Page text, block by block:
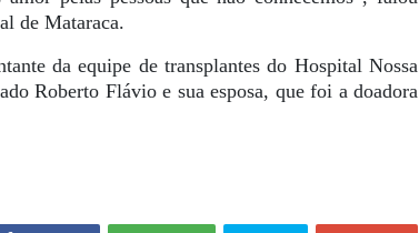
de Mataraca.
da equipe de transplantes do Hospital Nossa
Roberto Flávio e sua esposa, que foi a doadora